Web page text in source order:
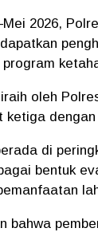
2026,
oleh
ketiga
di
bentuk
bahwa